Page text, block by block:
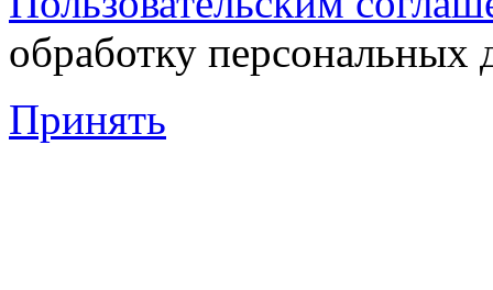
обработку персональных
Принять